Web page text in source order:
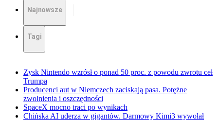
Najnowsze
Tagi
Zysk Nintendo wzrósł o ponad 50 proc. z powodu zwrotu ceł
Trumpa
Producenci aut w Niemczech zaciskają pasa. Potężne
zwolnienia i oszczędności
SpaceX mocno traci po wynikach
Chińska AI uderza w gigantów. Darmowy Kimi3 wywołał